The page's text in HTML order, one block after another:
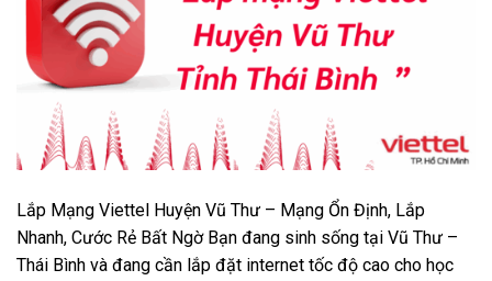
Lắp Mạng Viettel Huyện Vũ Thư – Mạng Ổn Định, Lắp
Nhanh, Cước Rẻ Bất Ngờ Bạn đang sinh sống tại Vũ Thư –
Thái Bình và đang cần lắp đặt internet tốc độ cao cho học